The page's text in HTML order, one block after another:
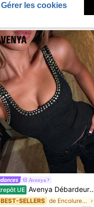
Avenya
UE Avenya Débardeur pour femmes avec décoration de rivets au col en U, pour l'été
SELLERS de Encolure dégagée Hauts, chemisiers et t-shirts
Gérer les cookies